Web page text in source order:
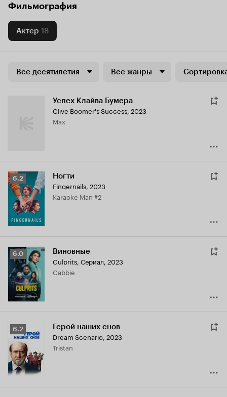
Фильмография
Актер 18
Все десятилетия Все жанры
Успех Клайва Бумера
Clive Boomer's Success, 2023
Max
Рейтинг
Кинопоиска
6.2
6.2 Ногти
Fingernails, 2023
Karaoke Man #2
Рейтинг
Кинопоиска
6.0
6.0 Виновные
Culprits, Сериал, 2023
Cabbie
Рейтинг
Кинопоиска
6.2
6.2 Герой наших снов
Dream Scenario, 2023
Tristan